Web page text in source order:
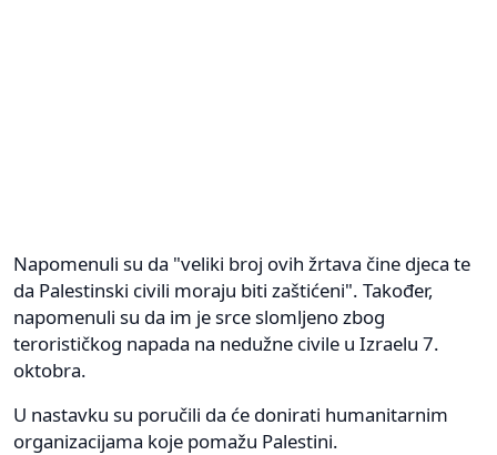
Napomenuli su da "veliki broj ovih žrtava čine djeca te
da Palestinski civili moraju biti zaštićeni". Također,
napomenuli su da im je srce slomljeno zbog
terorističkog napada na nedužne civile u Izraelu 7.
oktobra.
U nastavku su poručili da će donirati humanitarnim
organizacijama koje pomažu Palestini.